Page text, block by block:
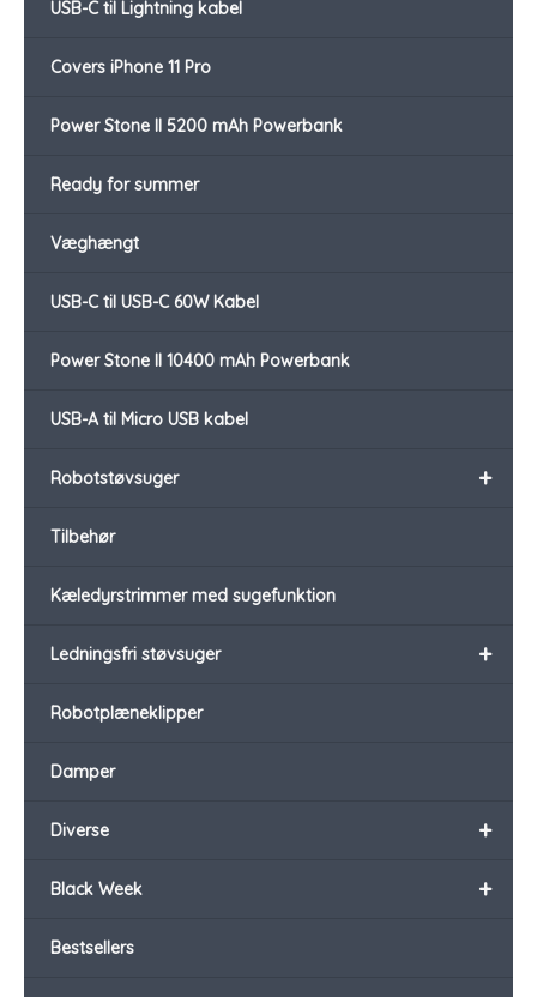
USB-C til Lightning kabel
Covers iPhone 11 Pro
Power Stone II 5200 mAh Powerbank
Ready for summer
Væghængt
USB-C til USB-C 60W Kabel
Power Stone II 10400 mAh Powerbank
USB-A til Micro USB kabel
+
Robotstøvsuger
Tilbehør
Kæledyrstrimmer med sugefunktion
+
Ledningsfri støvsuger
Robotplæneklipper
Damper
+
Diverse
+
Black Week
Bestsellers